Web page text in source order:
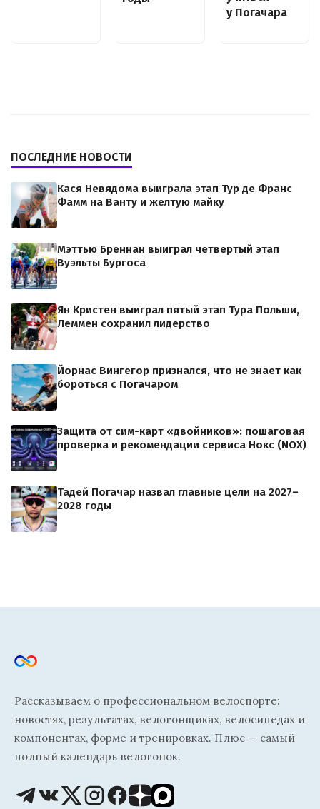
у Погачара
ПОСЛЕДНИЕ НОВОСТИ
Кася Невядома выиграла этап Тур де Франс
Фамм на Ванту и желтую майку
Мэттью Бреннан выиграл четвертый этап
Вуэльты Бургоса
Ян Кристен выиграл пятый этап Тура Польши,
Леммен сохранил лидерство
Йорнас Вингегор признался, что не знает как
бороться с Погачаром
Защита от сим-карт «двойников»: пошаговая
проверка и рекомендации сервиса Нокс (NOX)
Тадей Погачар назвал главные цели на 2027–
2028 годы
Рассказываем о профессиональном велоспорте:
новостях, результатах, велогонщиках, велосипедах и
компонентах, форме и тренировках. Плюс — самый
полный календарь велогонок.